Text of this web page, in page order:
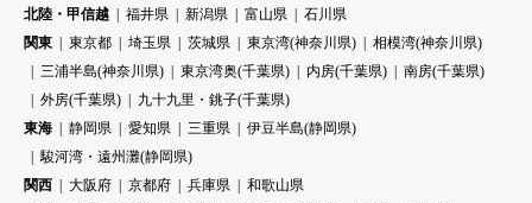
北陸・甲信越
福井県 新潟県 富山県
石川県
関東
東京都 埼玉県 茨城県 東京湾(神奈川県)
相模湾(神奈川県)
三浦半島(神奈川県)
東京湾奥(千葉県) 内房(千葉県)
南房(千葉県)
外房(千葉県)
九十九里・銚子(千葉県)
東海
静岡県 愛知県 三重県
伊豆半島(静岡県)
駿河湾・遠州灘(静岡県)
関西
大阪府 京都府 兵庫県
和歌山県